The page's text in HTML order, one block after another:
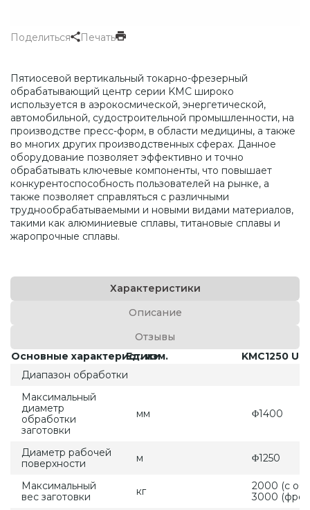
Поделиться Печать
Пятиосевой вертикальный токарно-фрезерный
обрабатывающий центр серии KMC широко
используется в аэрокосмической, энергетической,
автомобильной, судостроительной промышленности, на
производстве пресс-форм, в области медицины, а также
во многих других производственных сферах. Данное
оборудование позволяет эффективно и точно
обрабатывать ключевые компоненты, что повышает
конкурентоспособность пользователей на рынке, а
также позволяет справляться с различными
труднообрабатываемыми и новыми видами материалов,
такими как алюминиевые сплавы, титановые сплавы и
жаропрочные сплавы.
Характеристики
Описание
Отзывы
Основные характеристики
Ед. изм.
KMC1250
Диапазон обработки
Максимальный
диаметр
обработки
заготовки
мм Φ1400
Диаметр рабочей
поверхности
м Φ1250
Максимальный
вес заготовки
кг
2000 (с
3000